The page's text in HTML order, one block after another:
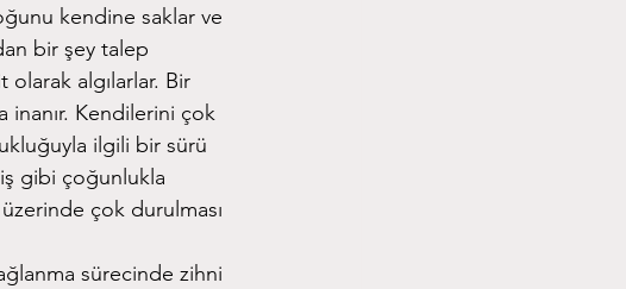
kendine saklar ve
bir şey talep
olarak algılarlar. Bir
inanır. Kendilerini çok
ilgili bir sürü
gibi çoğunlukla
çok durulması
sürecinde zihni